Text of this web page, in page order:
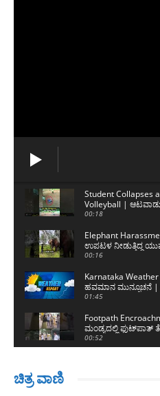
Student Collapses
Volleyball |
ಅಮೀನ್
00:18
Elephant
ಉಪಟಳ ನೀಡುತ್ತಿದ್ದ
00:16
Karnataka
ಹವಮಾನ ಮುನ್ಸೂಚನೆ |
News
01:45
Footpath
ಮಂಡ್ಯದಲ್ಲಿ ಫುಟ್‌ಪಾತ್
00:52
ಚಿತ್ರ ವಾಣಿ